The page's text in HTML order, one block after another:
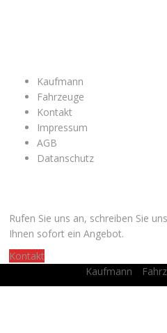
Kaufmann
Fahrzeuge
Kontakt
Impressum
AGB
Datanschutz
Rufen Sie uns an, schreiben Sie
Ihnen sofort ein Angebot.
Kontakt
Kaufmann